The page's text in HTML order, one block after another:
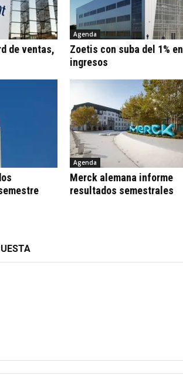
de ventas,
Agenda
Zoetis con suba del 1% en
ingresos
Agenda
Merck alemana informe
resultados semestrales